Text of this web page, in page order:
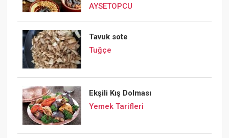
AYSETOPCU
Tavuk sote
Tuğçe
Ekşili Kış Dolması
Yemek Tarifleri